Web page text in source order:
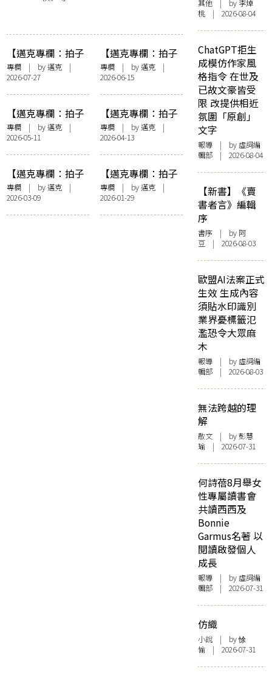
【邁克專欄：拍子
簿】國情、風情及
其他
專欄 | by邁克 |
2026-07-27
【邁克專欄：拍子
簿】耳邊風及其他
專欄| by邁克|
2026-06-15
【邁克專欄：拍子
簿】我的筆名
專欄 | by邁克 |
2026-05-11
【邁克專欄：拍子
簿】姑娘、小姐和
先生
專欄| by邁克|
2026-04-13
【邁克專欄：拍子
簿】重遇女伯爵
專欄 | by邁克 |
2026-03-09
【邁克專欄：拍子
簿】美人看《吉賽
兒》
專欄| by邁克|
2026-01-29
其他 | by 李焯
桃 | 2026-08-04
ChatGPT拒生
成模仿作家風
格指令 在世及
已故文豪皆受
限 改提供相近
氛圍「原創」
文字
報導 | by 虛詞編
輯部 | 2026-08-04
【新書】《賣
書者言》編輯
序
書序 | by 阿
豆 | 2026-08-03
歐盟AI法案正式
生效 生成內容
須貼水印識別
業界憂標籤氾
濫恐令大眾麻
木
報導 | by 虛詞編
輯部 | 2026-08-03
無法跨越的理
解
散文 | by 彭慧
瑜 | 2026-07-31
何詩蓓8月舉女
性專屬讀書會
共讀西西及
Bonnie
Garmus名著 以
閱讀啟發個人
成長
報導 | by 虛詞編
輯部 | 2026-07-31
仿織
小說 | by 悇
愉 | 2026-07-31